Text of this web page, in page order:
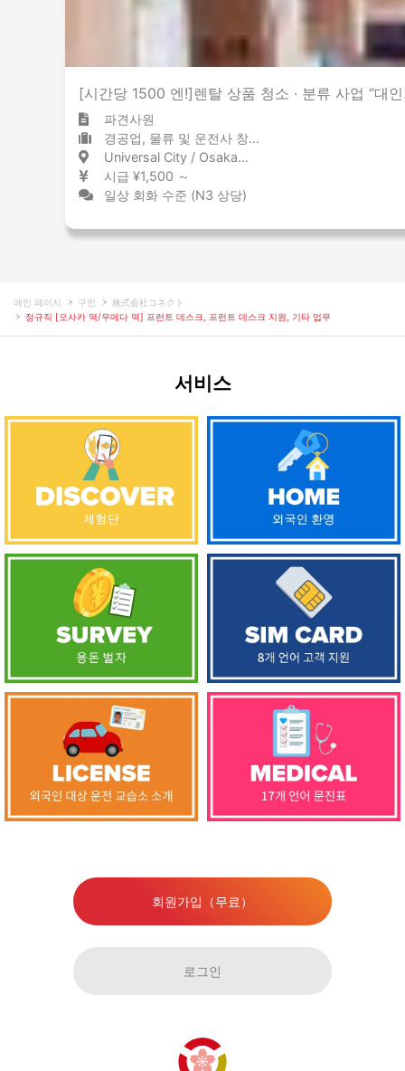
[시간당 1500 엔!]렌탈 상품 청소 · 분류 사업 “대
파견사원
경공업, 물류 및 운전사 창고 / 물류 센터
Universal City / Osaka ユニバーサルシティ / 大阪府
시급 ¥1,500 ～
일상 회화 수준 (N3 상당)
메인 페이지 구인
株式会社コネクト
정규직 [오사카 역/우메다 역] 프런트 데스크, 프런트 데스크 지원, 기타 업무
서비스
회원가입（무료）
로그인